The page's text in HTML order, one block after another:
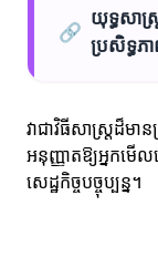
🔗
យុទ្ធសាស្
ប្រសិទ្ធភ
វាជាវិធីសាស្ត្រដ៏ម
អនុញ្ញាតឱ្យអ្នកមើ
សេដ្ឋកិច្ចបច្ចុប្បន្ន។